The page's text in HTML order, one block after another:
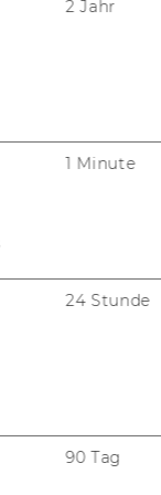
ge­
2 Uni­
2 Jahr
1 Minute
24 Stunde
90 Tag